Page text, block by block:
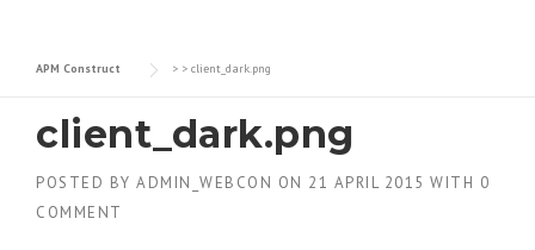
APM Construct > > client_dark.png
client_dark.png
POSTED BY ADMIN_WEBCON ON 21 APRIL 2015 WITH 0
COMMENT